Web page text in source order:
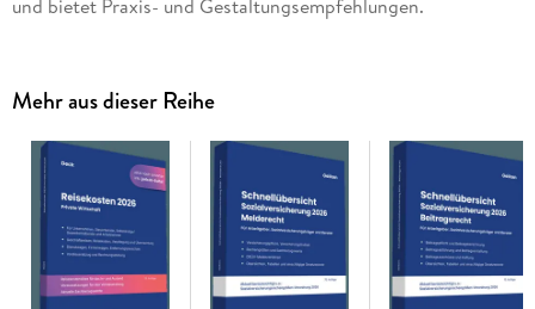
und bietet Praxis- und Gestaltungsempfehlungen.
Wirtschaft steht angesichts multipler Krisen vor großen
Herausforderungen. Die Bundesregierung versucht wie
bereits im Vorjahr gegenzusteuern. So sollten mit dem
Wachstumschancengesetz Impulse zur Stärkung der
Wirtschaft gesetzt werden. In 2023 konnten jedoch nur
zwingend umzusetzende Maßnahmen last minute finalisiert
werden. Planmäßig zum 1. 1. 2024 in Kraft getreten sind das
Mindestbesteuerungsrichtlinie-Umsetzungsgesetz und das
Mehr aus dieser Reihe